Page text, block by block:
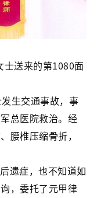
士送来的第1080面
生交通事故，事
总医院救治。经
腰椎压缩骨折，
遗症，也不知道如
，委托了元甲律